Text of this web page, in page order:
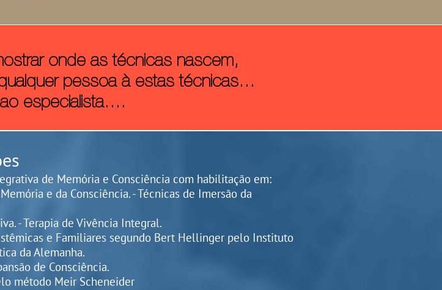
de Memória e Consciência com habilitação em:
e da Consciência. - Técnicas de Imersão da
- Terapia de Vivência Integral.
e Familiares segundo Bert Hellinger pelo Instituto
da Alemanha.
de Consciência.
método Meir Scheneider
onde as técnicas nascem,
pessoa à estas técnicas...
especialista....